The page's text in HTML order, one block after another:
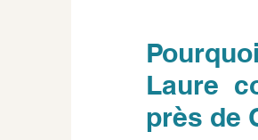
Laure
près de